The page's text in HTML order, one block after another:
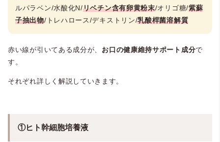
ルパラベン/水酸化N/リベチン含有卵黄粉末/オリゴ糖/紫蘇
子抽出物/トレハロース/デキストリン/乳酸桿菌溶解質
赤い線が引いてある成分が、 お口の健康維持サポート成分で
す。
それぞれ詳しく解説していきます。
①ヒト幹細胞培養液